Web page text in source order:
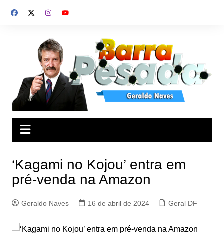
para
‘Kagami no Kojou’ entra em
pré-venda na Amazon
Geraldo Naves 16 de abril de 2024 Geral DF